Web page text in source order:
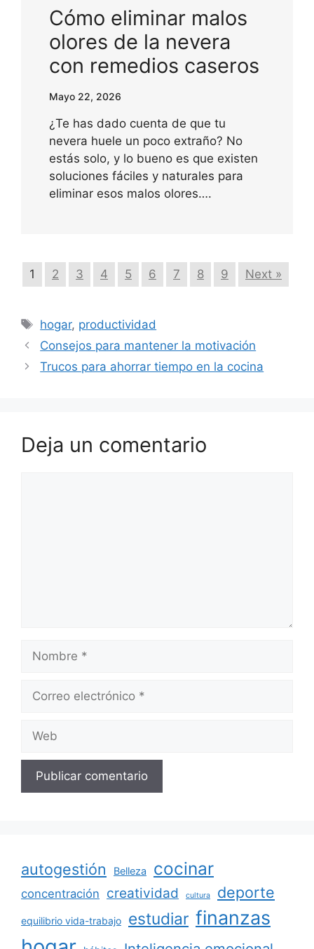
Cómo eliminar malos
olores de la nevera
con remedios caseros
Mayo 22, 2026
¿Te has dado cuenta de que tu
nevera huele un poco extraño? No
estás solo, y lo bueno es que existen
soluciones fáciles y naturales para
eliminar esos malos olores….
1 2 3 4 5 6 7 8 9 Next »
Etiquetas
hogar, productividad
Consejos para mantener la motivación
Trucos para ahorrar tiempo en la cocina
Deja un comentario
Nombre
Correo
Web
autogestión Belleza cocinar
concentración creatividad cultura deporte
equilibrio vida-trabajo estudiar finanzas